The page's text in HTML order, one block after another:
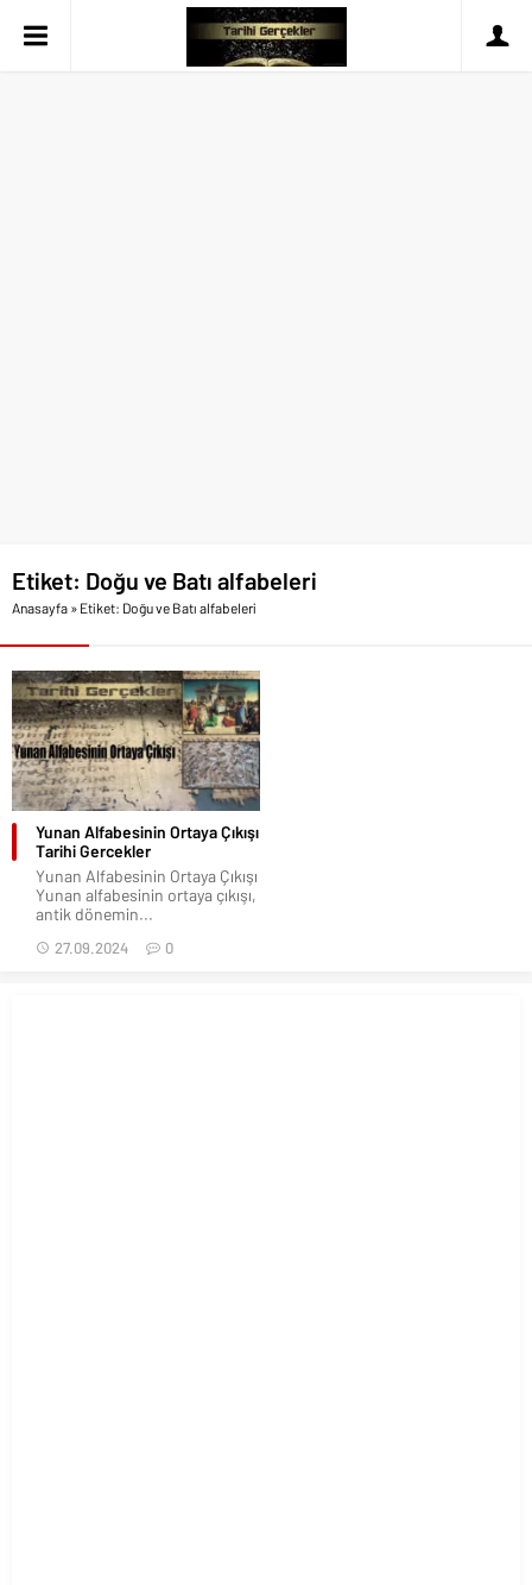
Etiket: Doğu ve Batı alfabeleri
Anasayfa » Etiket: Doğu ve Batı alfabeleri
Yunan Alfabesinin Ortaya Çıkışı
Tarihi Gercekler
Yunan Alfabesinin Ortaya Çıkışı
Yunan alfabesinin ortaya çıkışı,
antik dönemin...
27.09.2024 0